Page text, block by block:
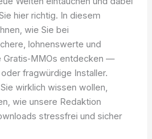
hier richtig. In diesem
wie Sie bei
lohnenswerte und
entdecken —
fragwürdige Installer.
wirklich wissen wollen,
wie unsere Redaktion
stressfrei und sicher